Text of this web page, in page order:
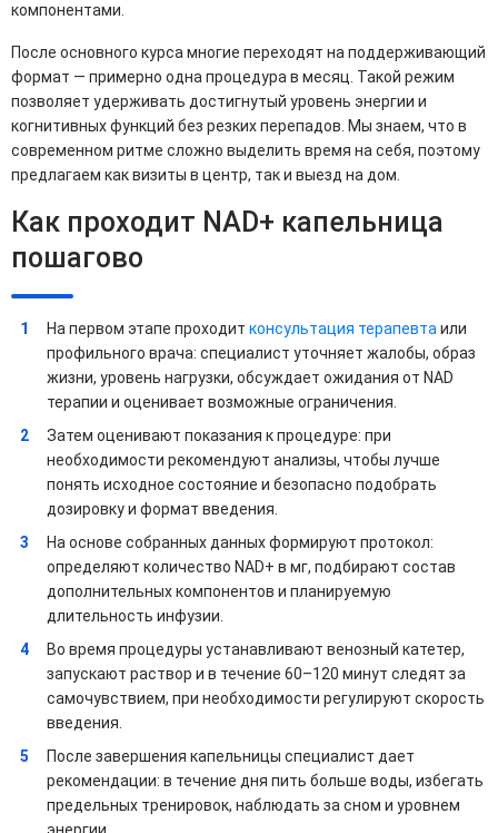
компонентами.
После основного курса многие переходят на поддерживающий
формат — примерно одна процедура в месяц. Такой режим
позволяет удерживать достигнутый уровень энергии и
когнитивных функций без резких перепадов. Мы знаем, что в
современном ритме сложно выделить время на себя, поэтому
предлагаем как визиты в центр, так и выезд на дом.
Как проходит NAD+ капельница
пошагово
На первом этапе проходит консультация терапевта или
профильного врача: специалист уточняет жалобы, образ
жизни, уровень нагрузки, обсуждает ожидания от NAD
терапии и оценивает возможные ограничения.
Затем оценивают показания к процедуре: при
необходимости рекомендуют анализы, чтобы лучше
понять исходное состояние и безопасно подобрать
дозировку и формат введения.
На основе собранных данных формируют протокол:
определяют количество NAD+ в мг, подбирают состав
дополнительных компонентов и планируемую
длительность инфузии.
Во время процедуры устанавливают венозный катетер,
запускают раствор и в течение 60–120 минут следят за
самочувствием, при необходимости регулируют скорость
введения.
После завершения капельницы специалист дает
рекомендации: в течение дня пить больше воды, избегать
предельных тренировок, наблюдать за сном и уровнем